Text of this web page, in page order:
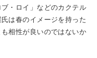
・ロイ」などのカクテル
は春のイメージを持った
相性が良いのではないか